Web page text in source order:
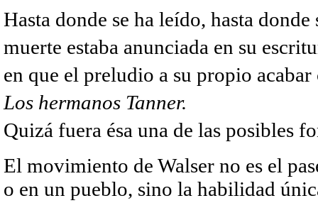
Hasta donde se ha leído, hasta donde
muerte estaba anunciada en su
en que el preludio a su propio
Los hermanos Tanner.
Quizá fuera ésa una de las posibles
El movimiento de Walser no es el
o en un pueblo, sino la habilidad